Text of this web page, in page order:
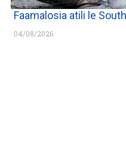
Faamalosia atili le
04/08/2026